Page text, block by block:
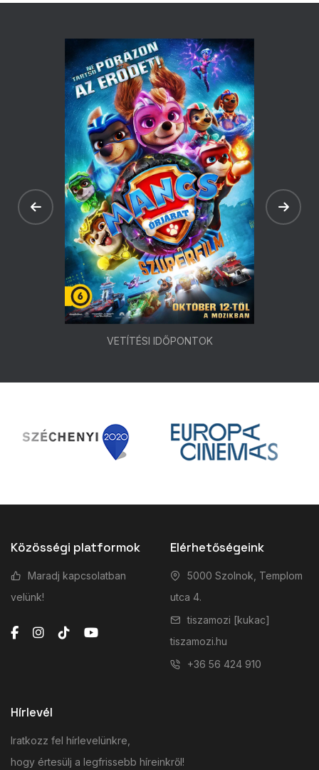
VETÍTÉSI IDŐPONTOK
Közösségi platformok
Maradj kapcsolatban
velünk!
Elérhetőségeink
5000 Szolnok, Templom
utca 4.
tiszamozi [kukac]
tiszamozi.hu
+36 56 424 910
Hírlevél
Iratkozz fel hírlevelünkre,
hogy értesülj a legfrissebb híreinkről!